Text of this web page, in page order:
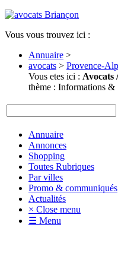
Vous vous trouvez ici :
Annuaire >
avocats > Provence-
Vous etes ici : Avocats
thème : Informations &
Annuaire
Annonces
Shopping
Toutes Rubriques
Par villes
Promo & communiqués
Actualités
× Close menu
☰ Menu